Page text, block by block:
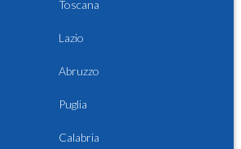
Toscana
Lazio
Abruzzo
Puglia
Calabria